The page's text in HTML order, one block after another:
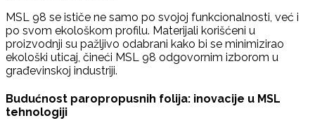
MSL 98 se ističe ne samo po svojoj funkcionalnosti, već i
po svom ekološkom profilu. Materijali korišćeni u
proizvodnji su pažljivo odabrani kako bi se minimizirao
ekološki uticaj, čineći MSL 98 odgovornim izborom u
građevinskoj industriji.
Budućnost paropropusnih folija: inovacije u MSL
tehnologiji